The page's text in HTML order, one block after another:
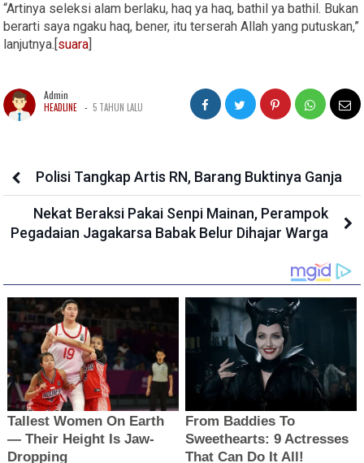
“Artinya seleksi alam berlaku, haq ya haq, bathil ya bathil. Bukan
berarti saya ngaku haq, bener, itu terserah Allah yang putuskan,”
lanjutnya.[ suara
Admin
HEADLINE - 5 TAHUN LALU
Polisi Tangkap Artis RN, Barang Buktinya Ganja
Nekat Beraksi Pakai Senpi Mainan, Perampok
Pegadaian Jagakarsa Babak Belur Dihajar Warga